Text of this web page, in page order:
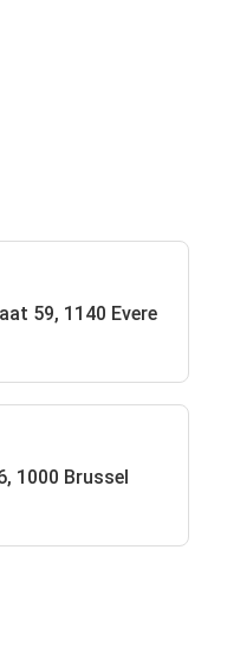
59, 1140 Evere
1000 Brussel